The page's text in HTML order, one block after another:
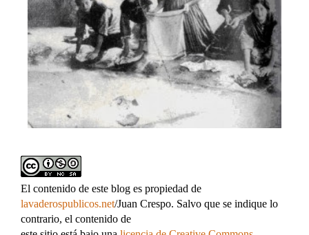
El contenido de este blog es propiedad de
lavaderospublicos.net/Juan Crespo. Salvo que se indique lo
contrario, el contenido de